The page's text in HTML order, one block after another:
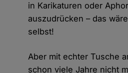
in Karikaturen oder
auszudrücken – das
selbst!
Aber mit echter Tusche
schon viele Jahre nicht